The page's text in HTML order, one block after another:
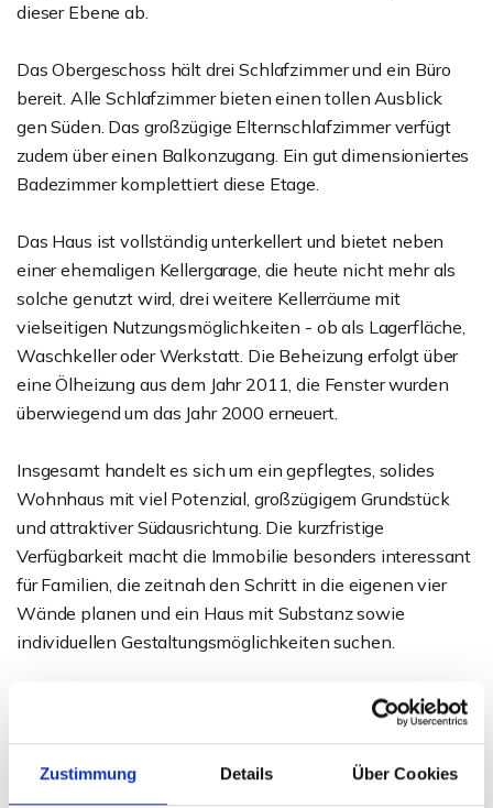
Zustimmung Details Über Cookies
dieser Ebene ab.
Das Obergeschoss hält drei Schlafzimmer und ein Büro
bereit. Alle Schlafzimmer bieten einen tollen Ausblick
gen Süden. Das großzügige Elternschlafzimmer verfügt
zudem über einen Balkonzugang. Ein gut dimensioniertes
Badezimmer komplettiert diese Etage.
Das Haus ist vollständig unterkellert und bietet neben
einer ehemaligen Kellergarage, die heute nicht mehr als
solche genutzt wird, drei weitere Kellerräume mit
vielseitigen Nutzungsmöglichkeiten - ob als Lagerfläche,
Waschkeller oder Werkstatt. Die Beheizung erfolgt über
eine Ölheizung aus dem Jahr 2011, die Fenster wurden
überwiegend um das Jahr 2000 erneuert.
Insgesamt handelt es sich um ein gepflegtes, solides
Wohnhaus mit viel Potenzial, großzügigem Grundstück
und attraktiver Südausrichtung. Die kurzfristige
Verfügbarkeit macht die Immobilie besonders interessant
für Familien, die zeitnah den Schritt in die eigenen vier
Wände planen und ein Haus mit Substanz sowie
individuellen Gestaltungsmöglichkeiten suchen.
Telefon: 0571 - 597 265 17